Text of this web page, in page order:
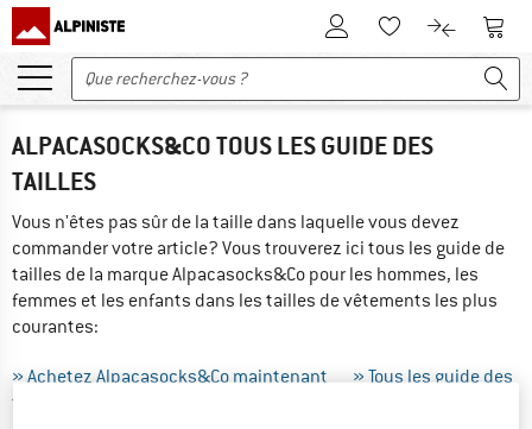
Vers le compte client
Vers la liste
Vers le
ALPACASOCKS&CO TOUS LES GUIDE DES
TAILLES
Vous n'êtes pas sûr de la taille dans laquelle vous devez
commander votre article? Vous trouverez ici tous les guide de
tailles de la marque Alpacasocks&Co pour les hommes, les
femmes et les enfants dans les tailles de vêtements les plus
courantes:
» Achetez Alpacasocks&Co maintenant
» Tous les guide des
tailles